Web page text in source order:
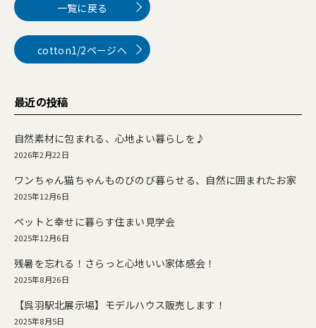
一覧に戻る
cotton1/2ページへ
最近の投稿
自然素材に包まれる、心地よい暮らしを♪
2026年2月22日
ワンちゃん猫ちゃんものびのび暮らせる、自然に囲まれたお家
2025年12月6日
ペットと幸せに暮らす住まい見学会
2025年12月6日
残暑を忘れる！さらっと心地いい家体感会！
2025年8月26日
【呉羽駅北展示場】モデルハウス販売します！
2025年8月5日